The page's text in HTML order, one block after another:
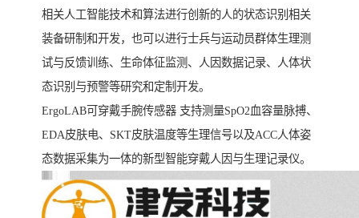
相关人工智能技术和算法进行创新的人的状态识别相关
装备研制和开发，也可以进行士兵与运动员群体生理测
试与反馈训练、生命体征监测、人因数据记录、人体状
态识别与预警等研究和定制开发。
ErgoLAB可穿戴手腕传感器 支持测量SpO2血容量脉搏、
EDA皮肤电、SKT皮肤温度等生理信号以及ACC人体姿
态数据采集为一体的新型智能穿戴人因与生理记录仪。